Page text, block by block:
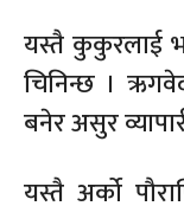
यस्तै कुकुरलाई
चिनिन्छ ।
बनेर असुर
यस्तै अर्को